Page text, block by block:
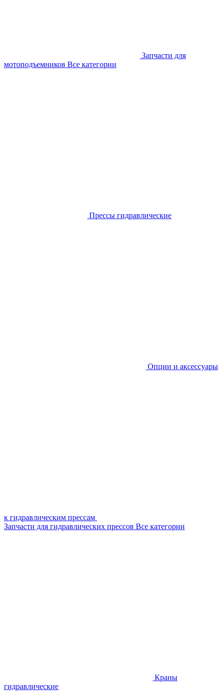
Запчасти для
мотоподъемников Все категории
Прессы гидравлические
Опции и аксессуары
к гидравлическим прессам
Запчасти для гидравлических прессов Все категории
Краны
гидравлические